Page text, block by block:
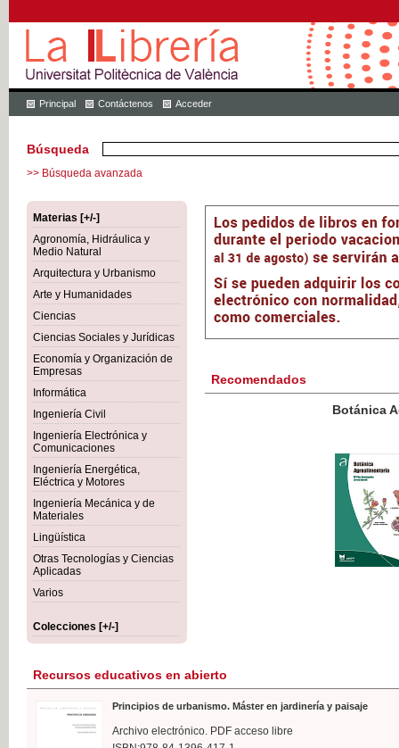
Principal Contáctenos Acceder
Búsqueda
>> Búsqueda avanzada
Materias [+/-]
Agronomía, Hidráulica y
Medio Natural
Arquitectura y Urbanismo
Arte y Humanidades
Ciencias
Ciencias Sociales y Jurídicas
Economía y Organización de
Empresas
Informática
Ingeniería Civil
Ingeniería Electrónica y
Comunicaciones
Ingeniería Energética,
Eléctrica y Motores
Ingeniería Mecánica y de
Materiales
Lingüística
Otras Tecnologías y Ciencias
Aplicadas
Varios
Colecciones [+/-]
Recomendados
Botánica Agroalimentaria
IVA
Recursos educativos en abierto
Principios de urbanismo. Máster en jardinería y paisaje
Archivo electrónico. PDF acceso libre